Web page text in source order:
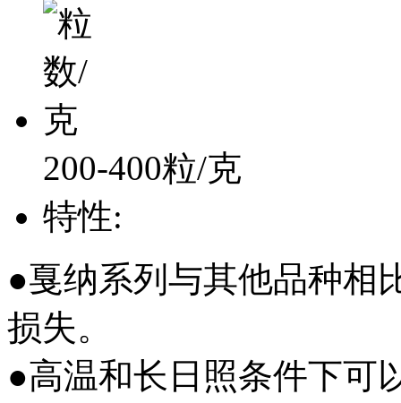
200-400粒/克
特性:
●戛纳系列与其他品种相
损失。
●高温和长日照条件下可